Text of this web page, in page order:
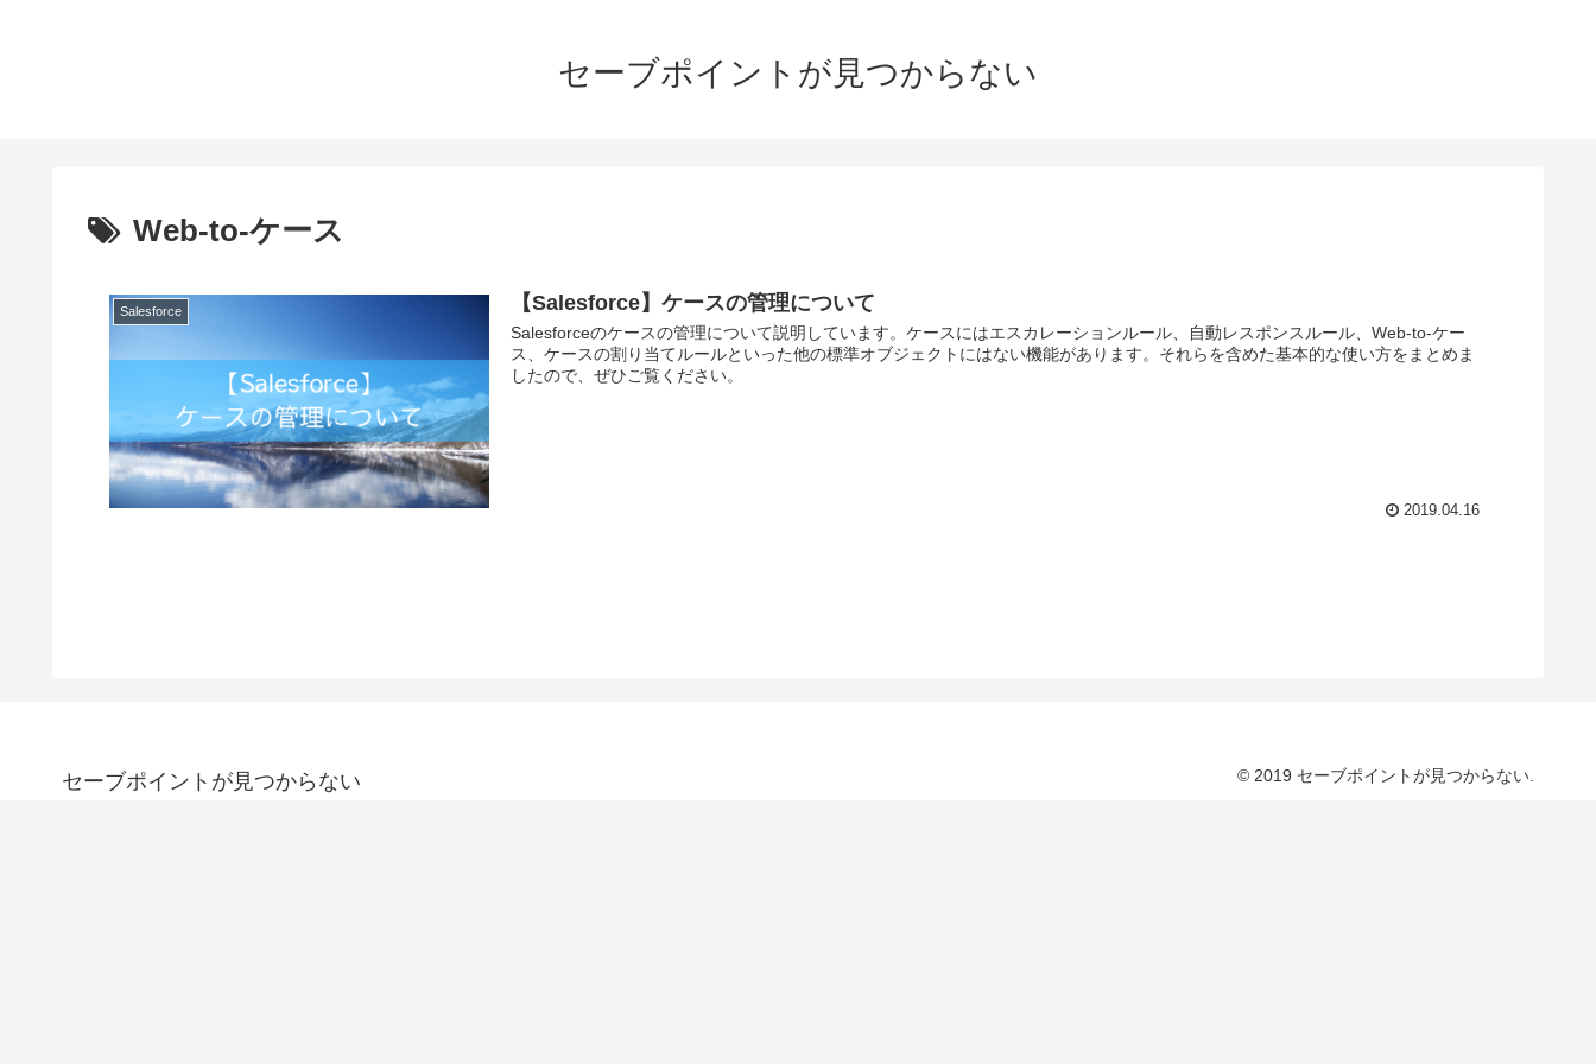
セーブポイントが見つからない
Web-to-ケース
Salesforce 【Salesforce】ケースの管理について
Salesforceのケースの管理について説明しています。ケースにはエスカレーションルール、自動レスポンスルール、Web-to-ケー
ス、ケースの割り当てルールといった他の標準オブジェクトにはない機能があります。それらを含めた基本的な使い方をまとめま
したので、ぜひご覧ください。
2019.04.16
セーブポイントが見つからない © 2019 セーブポイントが見つからない.